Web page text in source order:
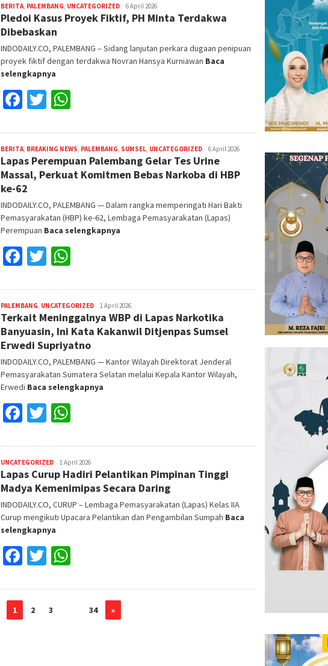
BERITA, PALEMBANG, UNCATEGORIZED Reza
Fajri
6 April 2026
Pledoi Kasus Proyek Fiktif, PH Minta Terdakwa
Dibebaskan
INDODAILY.CO, PALEMBANG – Sidang lanjutan perkara dugaan penipuan
proyek fiktif dengan terdakwa Novran Hansya Kurniawan Baca
selengkapnya
Facebook
Twitter
BERITA, BREAKING NEWS, PALEMBANG, SUMSEL, UNCATEGORIZED Reza
Fajri
6 April 2026
Lapas Perempuan Palembang Gelar Tes Urine
Massal, Perkuat Komitmen Bebas Narkoba di HBP
ke-62
INDODAILY.CO, PALEMBANG — Dalam rangka memperingati Hari Bakti
Pemasyarakatan (HBP) ke-62, Lembaga Pemasyarakatan (Lapas)
Perempuan Baca selengkapnya
Facebook
Twitter
PALEMBANG, UNCATEGORIZED Reza
Fajri
1 April 2026
Terkait Meninggalnya WBP di Lapas Narkotika
Banyuasin, Ini Kata Kakanwil Ditjenpas Sumsel
Erwedi Supriyatno
INDODAILY.CO, PALEMBANG — Kantor Wilayah Direktorat Jenderal
Pemasyarakatan Sumatera Selatan melalui Kepala Kantor Wilayah,
Erwedi Baca selengkapnya
Facebook
Twitter
UNCATEGORIZED Reza
Fajri
1 April 2026
Lapas Curup Hadiri Pelantikan Pimpinan Tinggi
Madya Kemenimipas Secara Daring
INDODAILY.CO, CURUP – Lembaga Pemasyarakatan (Lapas) Kelas IIA
Curup mengikuti Upacara Pelantikan dan Pengambilan Sumpah Baca
selengkapnya
Facebook
Twitter
1 2 3 34 »